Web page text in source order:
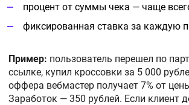
процент от суммы чека — чаще
фиксированная ставка за каждую
Пример: пользователь перешел по
ссылке, купил кроссовки за 5 000
оффера вебмастер получает 7% от
Заработок — 350 рублей. Если клиент